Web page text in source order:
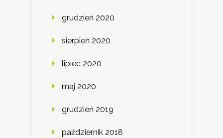
grudzień 2020
sierpień 2020
lipiec 2020
maj 2020
grudzień 2019
październik 2018